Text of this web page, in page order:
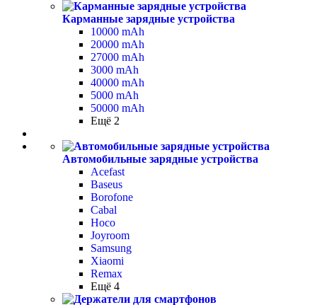
Карманные зарядные устройства
10000 mAh
20000 mAh
27000 mAh
3000 mAh
40000 mAh
5000 mAh
50000 mAh
Ещё 2
Автомобильные зарядные устройства
Acefast
Baseus
Borofone
Cabal
Hoco
Joyroom
Samsung
Xiaomi
Remax
Ещё 4